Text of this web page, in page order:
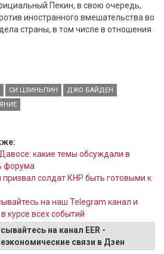
Пекин, в свою очередь,
иностранного вмешательства во
страны, в том числе в отношения
СИ ЦЗИНЬПИН
ДЖО БАЙДЕН
какие темы обсуждали в
форума
солдат КНР быть готовыми к
на наш Telegram канал и
курсе всех событий
на канал EER -
связи в Дзен